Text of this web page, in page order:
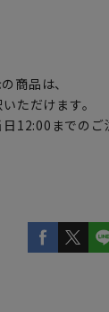
商品は、
ただけます。
12:00までの